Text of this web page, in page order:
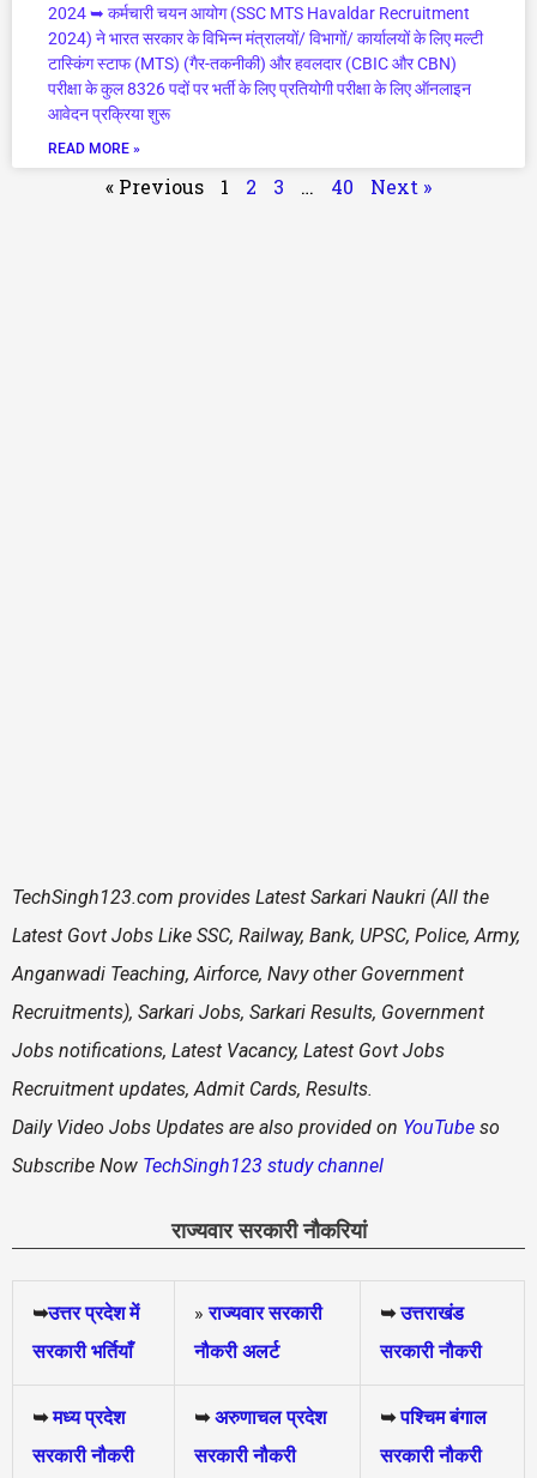
2024 ➥ कर्मचारी चयन आयोग (SSC MTS Havaldar Recruitment
2024) ने भारत सरकार के विभिन्न मंत्रालयों/ विभागों/ कार्यालयों के लिए मल्टी
टास्किंग स्टाफ (MTS) (गैर-तकनीकी) और हवलदार (CBIC और CBN)
परीक्षा के कुल 8326 पदों पर भर्ती के लिए प्रतियोगी परीक्षा के लिए ऑनलाइन
आवेदन प्रक्रिया शुरू
READ MORE »
« Previous 1 2 3 … 40 Next »
TechSingh123.com provides Latest Sarkari Naukri (All the
Latest Govt Jobs Like SSC, Railway, Bank, UPSC, Police, Army,
Anganwadi Teaching, Airforce, Navy other Government
Recruitments), Sarkari Jobs, Sarkari Results, Government
Jobs notifications, Latest Vacancy, Latest Govt Jobs
Recruitment updates, Admit Cards, Results.
Daily Video Jobs Updates are also provided on YouTube so
Subscribe Now TechSingh123 study channel
राज्यवार सरकारी नौकरियां
➥उत्तर प्रदेश में
सरकारी भर्तियाँ
»राज्यवार सरकारी
नौकरी अलर्ट
➥ उत्तराखंड
सरकारी नौकरी
➥ मध्य प्रदेश
सरकारी नौकरी
➥ अरुणाचल प्रदेश
सरकारी नौकरी
➥ पश्चिम बंगाल
सरकारी नौकरी